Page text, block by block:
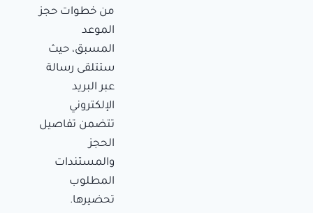
من خطوات حجز
الموعد
المسبق، حيث
ستتلقى رسالة
عبر البريد
الإلكتروني
تتضمن تفاصيل
الحجز
والمستندات
المطلوب
تحضيرها.